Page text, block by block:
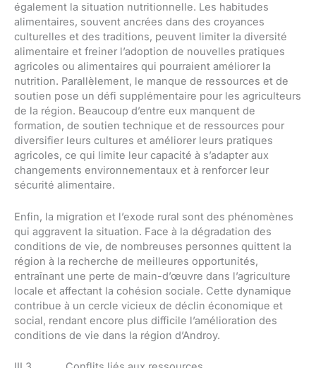
également la situation nutritionnelle. Les habitudes
alimentaires, souvent ancrées dans des croyances
culturelles et des traditions, peuvent limiter la diversité
alimentaire et freiner l’adoption de nouvelles pratiques
agricoles ou alimentaires qui pourraient améliorer la
nutrition. Parallèlement, le manque de ressources et de
soutien pose un défi supplémentaire pour les agriculteurs
de la région. Beaucoup d’entre eux manquent de
formation, de soutien technique et de ressources pour
diversifier leurs cultures et améliorer leurs pratiques
agricoles, ce qui limite leur capacité à s’adapter aux
changements environnementaux et à renforcer leur
sécurité alimentaire.
Enfin, la migration et l’exode rural sont des phénomènes
qui aggravent la situation. Face à la dégradation des
conditions de vie, de nombreuses personnes quittent la
région à la recherche de meilleures opportunités,
entraînant une perte de main-d’œuvre dans l’agriculture
locale et affectant la cohésion sociale. Cette dynamique
contribue à un cercle vicieux de déclin économique et
social, rendant encore plus difficile l’amélioration des
conditions de vie dans la région d’Androy.